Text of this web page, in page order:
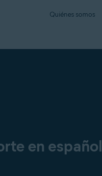
Quiénes somos
en español